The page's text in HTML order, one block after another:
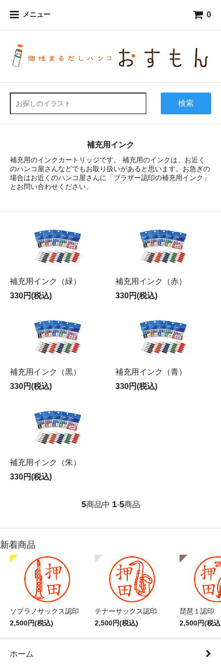
メニュー 0
検索
補充用インク
補充用のインクカートリッジです。 補充用のインクは、お近く
のハンコ屋さんなどでもお取り扱いがあると思います。お急ぎの
場合はお近くのハンコ屋さんに「ブラザー認印の補充用インク」
とお問い合わせください。
補充用インク（緑）
330円(税込)
補充用インク（赤）
330円(税込)
補充用インク（黒）
330円(税込)
補充用インク（青）
330円(税込)
補充用インク（朱）
330円(税込)
5商品中 1-5商品
新着商品
ソプラノサックス認印
2,500円(税込)
テナーサックス認印
2,500円(税込)
琵琶１認印
2,500円(税
ホーム